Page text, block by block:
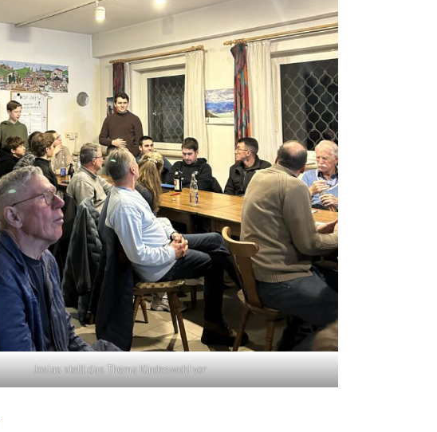
Josias stellt das Thema Kindeswohl vor